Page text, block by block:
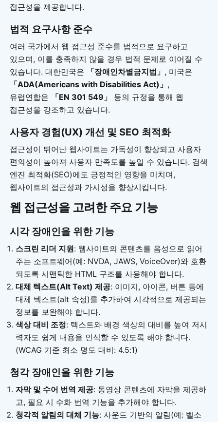
접근성을 제공합니다.
법적 요구사항 준수
여러 국가에서 웹 접근성 준수를 법적으로 요구하고
있으며, 이를 충족하지 않을 경우 법적 문제로 이어질 수
있습니다. 대한민국은
「장애인차별금지법」 , 미국은
「ADA(Americans with Disabilities Act)」 ,
유럽연합은
「EN 301 549」
등의 규정을 통해 웹
접근성을 강조하고 있습니다.
사용자 경험(UX) 개선 및 SEO 최적화
접근성이 뛰어난 웹사이트는 가독성이 향상되고 사용자
편의성이 높아져 사용자 만족도를 높일 수 있습니다. 검색
엔진 최적화(SEO)에도 긍정적인 영향을 미치며,
웹사이트의 접근성과 가시성을 향상시킵니다.
웹 접근성을 고려한 주요 기능
시각 장애인을 위한 기능
스크린 리더 지원: 웹사이트의 콘텐츠를 음성으로 읽어
주는 소프트웨어(예: NVDA, JAWS, VoiceOver)와 호환
되도록 시맨틱한 HTML 구조를 사용해야 합니다.
대체 텍스트(Alt Text) 제공: 이미지, 아이콘, 버튼 등에
대체 텍스트(alt 속성)를 추가하여 시각적으로 제공되는
정보를 보완해야 합니다.
색상 대비 조정: 텍스트와 배경 색상의 대비를 높여 저시
력자도 쉽게 내용을 인식할 수 있도록 해야 합니다.
(WCAG 기준 최소 명도 대비: 4.5:1)
청각 장애인을 위한 기능
자막 및 수어 번역 제공: 동영상 콘텐츠에 자막을 제공하
고, 필요 시 수화 번역 기능을 추가해야 합니다.
청각적 알림의 대체 기능: 사운드 기반의 알림(예: 벨소